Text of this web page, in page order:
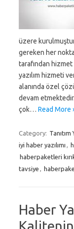
üzere
gereken her
tarafından
yazılım hizmeti
alanında özel
devam
çok… Read More
Category: Tanıtım
iyi haber yazılımı ,
haberpaketleri
tavsiye ,
Haber